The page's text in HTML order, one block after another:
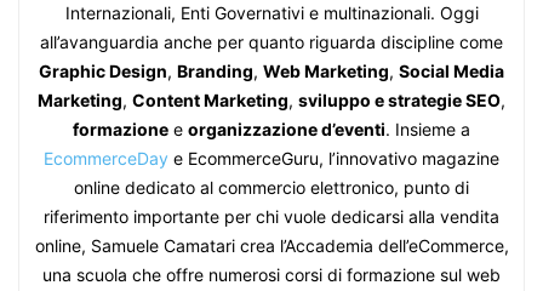
Internazionali, Enti Governativi e multinazionali. Oggi
all’avanguardia anche per quanto riguarda discipline come
Graphic Design, Branding, Web Marketing, Social Media
Marketing, Content Marketing, sviluppo e strategie SEO,
formazione e organizzazione d’eventi. Insieme a
EcommerceDay e EcommerceGuru, l’innovativo magazine
online dedicato al commercio elettronico, punto di
riferimento importante per chi vuole dedicarsi alla vendita
online, Samuele Camatari crea l’Accademia dell’eCommerce,
una scuola che offre numerosi corsi di formazione sul web